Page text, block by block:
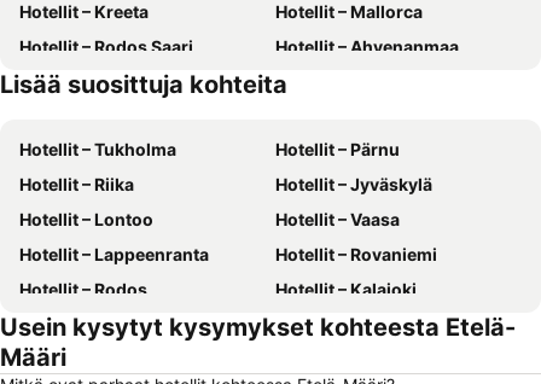
Hotellit – Kreeta
Hotellit – Mallorca
Hotellit – Rodos Saari
Hotellit – Ahvenanmaa
Hotellit – Kreikka
Hotellit – Aurinkorannikko
Lisää suosittuja kohteita
Hotellit – Tukholma
Hotellit – Pärnu
Hotellit – Riika
Hotellit – Jyväskylä
Hotellit – Lontoo
Hotellit – Vaasa
Hotellit – Lappeenranta
Hotellit – Rovaniemi
Hotellit – Rodos
Hotellit – Kalajoki
Hotellit – Alanya
Hotellit – Joensuu
Hotellit – Fuengirola
Usein kysytyt kysymykset kohteesta Etelä-
Määri